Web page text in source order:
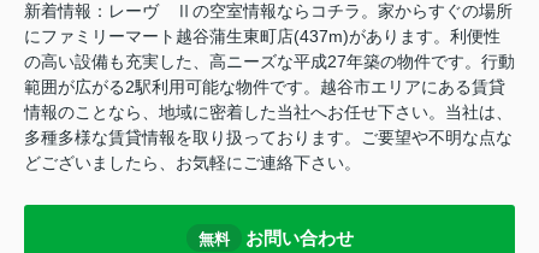
新着情報：レーヴ Ⅱの空室情報ならコチラ。家からすぐの場所
にファミリーマート越谷蒲生東町店(437m)があります。利便性
の高い設備も充実した、高ニーズな平成27年築の物件です。行動
範囲が広がる2駅利用可能な物件です。越谷市エリアにある賃貸
情報のことなら、地域に密着した当社へお任せ下さい。当社は、
多種多様な賃貸情報を取り扱っております。ご要望や不明な点な
どございましたら、お気軽にご連絡下さい。
無料 お問い合わせ